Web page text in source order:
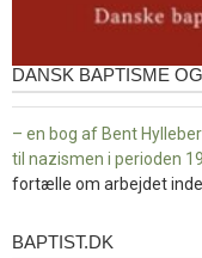
DANSK BAPTISME
– en bog af Bent
til nazismen i perioden
fortælle om arbejdet
baptist.dk
BAPTIST.DK